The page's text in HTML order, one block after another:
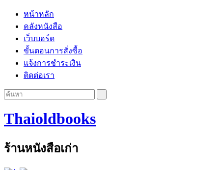
หน้าหลัก
คลังหนังสือ
เว็บบอร์ด
ขั้นตอนการสั่งซื้อ
แจ้งการชำระเงิน
ติดต่อเรา
Thaioldbooks
ร้านหนังสือเก่า